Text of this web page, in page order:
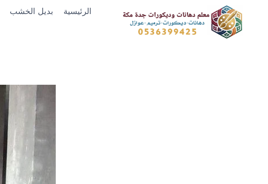
المحتوى
الرئيسية بديل الخشب